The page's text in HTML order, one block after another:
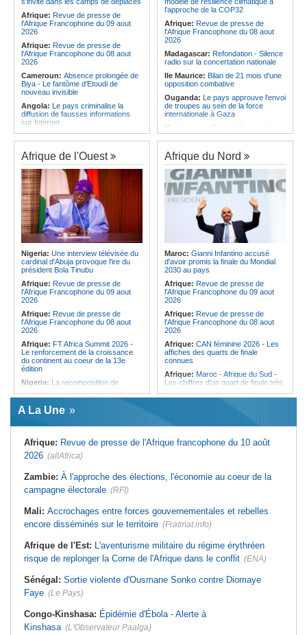
comme une expérience pour aller de
l'avant »
Afrique:
Les statistiques clés avant
d'Ivoire et l'Algérie
Angola:Le Wiliete échoue en demi-
finales du championnat national
féminin
Afrique: Revue de presse de
l'Afrique Francophone du 09 aout
2026
Afrique: Revue de presse de
l'Afrique Francophone du 08 aout
2026
Cameroun: Absence prolongée de
Biya - Le fantôme d'Etoudi de
nouveau invisible
Angola: Le pays criminalise la
diffusion de fausses informations
sur Internet
Congo-Brazzaville:Concours de
musique 'Talents +' - La liste des
participants publiée
Congo-Brazzaville:Coupe du
Congo de football - JST, Inter, Cara
et V Club qualifiés pour les demi-
finales
Congo-Brazzaville: Lutte contre la
corruption - Les parlementaires
sensibilisés
Congo-Brazzaville:Santé publique
- Ollombo réceptionne son hôpital de
référence
Congo-Brazzaville:Lutte contre
les épidémies - Les employés de la
maison de retraite Kambissi en
formation
l'approche de la COP32
Afrique: Revue de presse de
l'Afrique Francophone du 08 aout
2026
Madagascar: Refondation - Silence
radio sur la concertation nationale
Ile Maurice: Bilan de 21 mois d'une
opposition combative
Ouganda: Le pays approuve l'envoi
de troupes au sein de la force
internationale à Gaza
Madagascar: Bras de fer entre le
pays et le FMI autour du déblocage
de plus de 180 millions de dollars
Ile Maurice: 24 bénéficiaires pour
les bourses additionnelles sur
critères sociaux
Afrique de l'Est: « La dépendance
de l'Égypte vis-à-vis du régime
érythréen aggrave l'instabilité dans
la région de la Corne de l'Afrique »,
selon le RSADO
Le peuple oromo s'est
historiquement opposé à des
systèmes administratifs défaillants
Ethiopie:« Le renforcement des
capacités de l'armée de l'air
éthiopienne consolide la dissuasion
nationale », déclare le commandant
en second
Afrique de l'Ouest
Nigeria: Une interview télévisée du
cardinal d'Abuja provoque l'ire du
président Bola Tinubu
Afrique: Revue de presse de
l'Afrique Francophone du 09 aout
2026
Afrique: Revue de presse de
l'Afrique Francophone du 08 aout
2026
Afrique: FT Africa Summit 2026 -
Le renforcement de la croissance
du continent au coeur de la 13e
édition
Nigeria: La recomposition de
durcissement électoral
Afrique de l'Ouest:
pour le secteur agricole
Afrique de l'Ouest:Terrorisme,
armes légères - L'ONU tire la
sonnette d'alarme
Mali:
La Biennale sportive fait son
retour après 36 ans d'interruption
Guinée:Nouvelle coupure des
2023
Burkina Faso:10e Cérémonial
Sankara
Afrique du Nord
Maroc: Gianni Infantino accusé
d'avoir promis la finale du Mondial
2030 au pays
Afrique: Revue de presse de
l'Afrique Francophone du 09 aout
2026
Afrique: Revue de presse de
l'Afrique Francophone du 08 aout
2026
Afrique: CAN féminine 2026 - Les
affiches des quarts de finale
connues
Afrique: Maroc - Afrique du Sud -
Les chiffres d'un quart de finale très
l'avant »
Afrique:Les statistiques clés avant
Afrique:
Le Maroc et l'Afrique du
Sud se retrouvent quatre ans après
duel de contrastes
Afrique:AfroBasket U18 - Le
quart
A La Une
Afrique: Revue de presse de l'Afrique francophone du 10 août
2026 (allAfrica)
Zambie: À l'approche des élections, l'économie au coeur de la
campagne électorale (RFI)
Mali: Accrochages entre forces gouvernementales et rebelles
encore disséminés sur le territoire (Fratmat.info)
Afrique de l'Est: L'aventurisme militaire du régime érythréen
risque de replonger la Corne de l'Afrique dans le conflit (ENA)
Sénégal: Sortie violente d'Ousmane Sonko contre Diomaye
Faye (Le Pays)
Congo-Kinshasa: Épidémie d'Ébola - Alerte à
Kinshasa (L'Observateur Paalga)